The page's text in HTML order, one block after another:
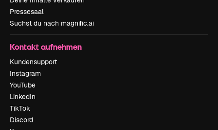
Pressesaal
Suchst du nach magnific.ai
Kontakt aufnehmen
Kundensupport
Instagram
YouTube
LinkedIn
TikTok
Discord